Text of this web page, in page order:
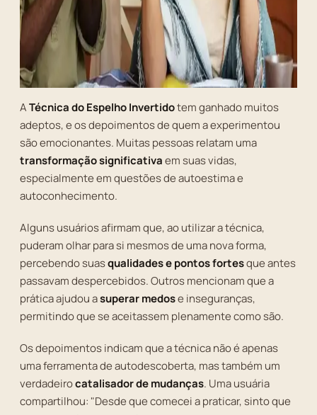
ATécnica do Espelho Invertidotem ganhado muitos
adeptos, e os depoimentos de quem a experimentou
são emocionantes. Muitas pessoas relatam uma
transformação significativaem suas vidas,
especialmente em questões de autoestima e
autoconhecimento.
Alguns usuários afirmam que, ao utilizar a técnica,
puderam olhar para si mesmos de uma nova forma,
percebendo suasqualidades e pontos fortesque antes
passavam despercebidos. Outros mencionam que a
prática ajudou asuperar medose inseguranças,
permitindo que se aceitassem plenamente como são.
Os depoimentos indicam que a técnica não é apenas
uma ferramenta de autodescoberta, mas também um
verdadeirocatalisador de mudanças. Uma usuária
compartilhou: "Desde que comecei a praticar, sinto que